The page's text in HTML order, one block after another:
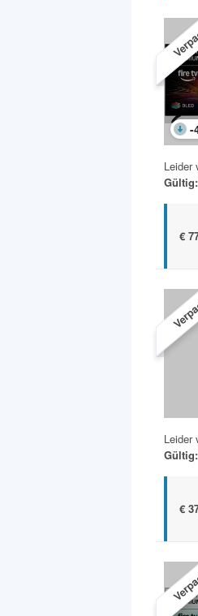
-
Leider
Gültig:
€
Leider
Gültig:
€